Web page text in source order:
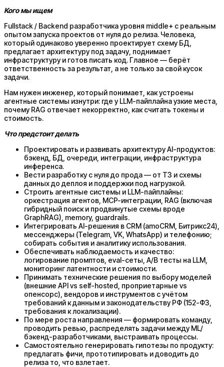
Кого мы ищем
Fullstack / Backend разработчика уровня middle+ с реальным
опытом запуска проектов от нуля до релиза. Человека,
который одинаково уверенно проектирует схему БД,
предлагает архитектуру под задачу, поднимает
инфраструктуру и готов писать код. Главное — берёт
ответственность за результат, а не только за свой кусок
задачи.
Нам нужен инженер, который понимает, как устроены
агентные системы изнутри: где у LLM-пайплайна узкие места,
почему RAG отвечает некорректно, как считать токены и
стоимость.
Что предстоит делать
Проектировать и развивать архитектуру AI-продуктов:
бэкенд, БД, очереди, интеграции, инфраструктура
инференса.
Вести разработку с нуля до прода — от ТЗ и схемы
данных до деплоя и поддержки под нагрузкой.
Строить агентные системы и LLM-пайплайны:
оркестрация агентов, MCP-интеграции, RAG (включая
гибридный поиск и продвинутые схемы вроде
GraphRAG), memory, guardrails.
Интегрировать AI-решения в CRM (amoCRM, Битрикс24),
мессенджеры (Telegram, VK, WhatsApp) и телефонию;
собирать события и аналитику использования.
Обеспечивать наблюдаемость и качество:
логирование промптов, eval-сеты, A/B тесты на LLM,
мониторинг латентности и стоимости.
Принимать технические решения по выбору моделей
(внешние API vs self-hosted, проприетарные vs
опенсорс), вендоров и инструментов с учётом
требований к данным и законодательству РФ (152-ФЗ,
требования к локализации).
По мере роста направления — формировать команду,
проводить ревью, распределять задачи между ML/
бэкенд-разработчиками, выстраивать процессы.
Самостоятельно генерировать гипотезы по продукту:
предлагать фичи, прототипировать и доводить до
релиза то, что взлетает.